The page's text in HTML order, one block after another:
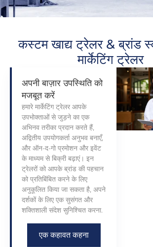
कस्टम खाद्य ट्रेलर & ब्रांड
मार्केटिंग ट्रेलर
अपनी बाज़ार उपस्थिति को
मजबूत करें
हमारे मार्केटिंग ट्रेलर आपके
उपभोक्ताओं से जुड़ने का एक
अभिनव तरीका प्रदान करते हैं,
अद्वितीय उपयोगकर्ता अनुभव बनाएँ,
और ऑन-द-गो प्रमोशन और इवेंट
के माध्यम से बिक्री बढ़ाएं। इन
ट्रेलरों को आपके ब्रांड की पहचान
को प्रतिबिंबित करने के लिए
अनुकूलित किया जा सकता है, अपने
दर्शकों के लिए एक सुसंगत और
शक्तिशाली संदेश सुनिश्चित करना.
एक कहावत कहना